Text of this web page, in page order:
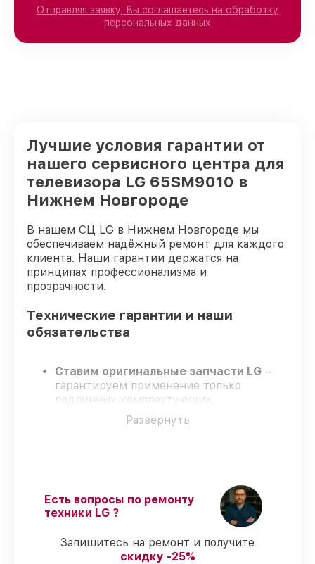
Отправляя заявку, Вы соглашаетесь на обработку
персональных данных
Лучшие условия гарантии от
нашего сервисного центра для
телевизора LG 65SM9010 в
Нижнем Новгороде
В нашем СЦ LG в Нижнем Новгороде мы
обеспечиваем надёжный ремонт для каждого
клиента. Наши гарантии держатся на
принципах профессионализма и
прозрачности.
Технические гарантии и наши
обязательства
Ставим оригинальные запчасти LG –
гарантируем применение только
подлинных комплектующих.
Сертифицированные специалисты
проходят жёсткий контроль знаний и
телевизора LG 65SM9010 строго по
договоренности.
– все
ремонтные услуги и комплектующие
защищены сервисной гарантией.
Развернуть
Есть вопросы по ремонту
техники LG ?
Запишитесь на ремонт и получите
скидку -25%